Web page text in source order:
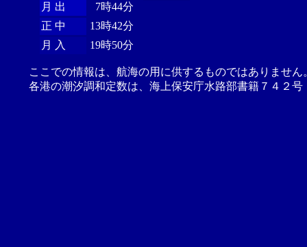
月 出
7時44分
正 中
13時42分
月 入
19時50分
ここでの情報は、航海の用に供するものではありませ
各港の潮汐調和定数は、海上保安庁水路部書籍７４２